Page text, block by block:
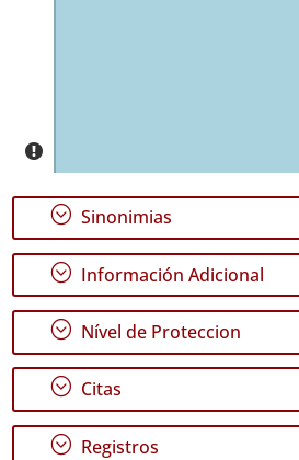
316
✓
Terceira
✓
Miguel
209
✓
Santa
Maria
110
; Sinonimias
; Información Adicional
; Nível de Proteccion
; Citas
; Registros